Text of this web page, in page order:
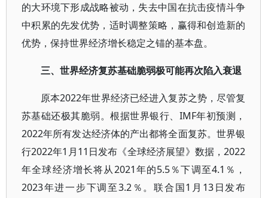
的大环境下形成战略被动，失去中国在抗击疫情斗争
中积累的先发优势，适时调整策略，赢得和创造新的
优势，保持世界经济增长稳定之锚的基本盘。
三、世界经济复苏基础脆弱极可能再次陷入衰退
原本2022年世界经济已经进入复苏之势，尽管复
苏基础还极其脆弱。根据世界银行、IMF年初预测，
2022年所有发达经济体的产出都将全面复苏。世界银
行2022年1月11日发布《全球经济展望》数据，2022
年全球经济增长将从2021年的5.5％下调至4.1％，
2023年进一步下调至3.2％。联合国1月13日发布